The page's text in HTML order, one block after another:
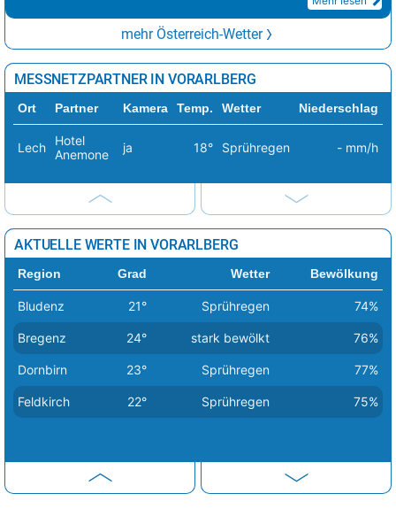
mehr Österreich-Wetter
MESSNETZPARTNER IN VORARLBERG
Ort Partner Kamera Temp. Wetter Niederschlag
Lech
Hotel
Anemone
ja 18° Sprühregen - mm/h
AKTUELLE WERTE IN VORARLBERG
Region Grad Wetter Bewölkung
Bludenz 21° Sprühregen 74%
Bregenz 24° stark bewölkt 76%
Dornbirn 23° Sprühregen 77%
Feldkirch 22° Sprühregen 75%